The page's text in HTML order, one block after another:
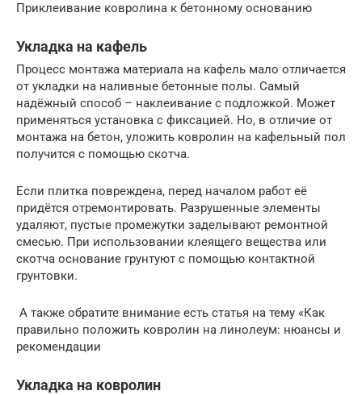
Приклеивание ковролина к бетонному основанию
Укладка на кафель
Процесс монтажа материала на кафель мало отличается
от укладки на наливные бетонные полы. Самый
надёжный способ – наклеивание с подложкой. Может
применяться установка с фиксацией. Но, в отличие от
монтажа на бетон, уложить ковролин на кафельный пол
получится с помощью скотча.
Если плитка повреждена, перед началом работ её
придётся отремонтировать. Разрушенные элементы
удаляют, пустые промежутки заделывают ремонтной
смесью. При использовании клеящего вещества или
скотча основание грунтуют с помощью контактной
грунтовки.
А также обратите внимание есть статья на тему «Как
правильно положить ковролин на линолеум: нюансы и
рекомендации
Укладка на ковролин